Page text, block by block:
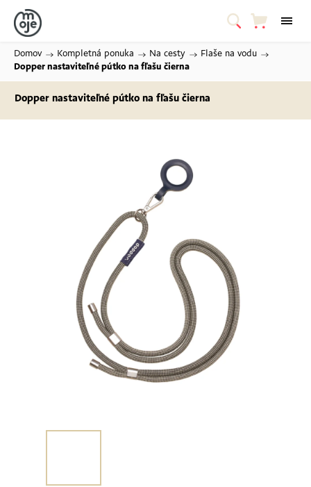
Domov / Kompletná ponuka / Na cesty / Flaše na vodu /
Dopper nastaviteľné pútko na fľašu čierna
Dopper nastaviteľné pútko na fľašu čierna